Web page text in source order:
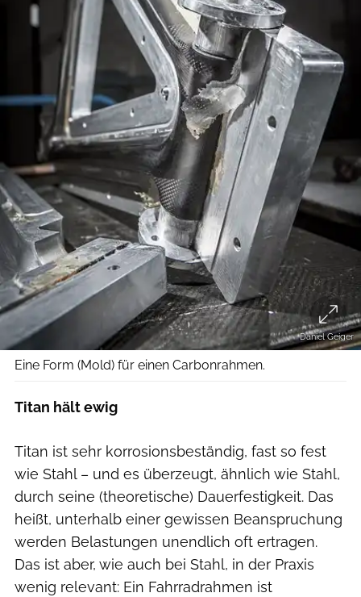
Daniel Geiger
Eine Form (Mold) für einen Carbonrahmen.
Titan hält ewig
Titan ist sehr korrosionsbeständig, fast so fest
wie Stahl – und es überzeugt, ähnlich wie Stahl,
durch seine (theoretische) Dauerfestigkeit. Das
heißt, unterhalb einer gewissen Beanspruchung
werden Belastungen unendlich oft ertragen.
Das ist aber, wie auch bei Stahl, in der Praxis
wenig relevant: Ein Fahrradrahmen ist